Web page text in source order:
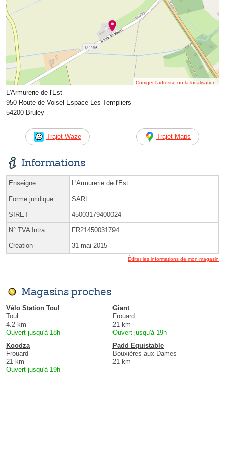
Corriger l’adresse ou la localisation
L'Armurerie de l'Est
950 Route de Voisel Espace Les Templiers
54200 Bruley
Trajet Waze Trajet Maps
Informations
Enseigne L'Armurerie de l'Est
Forme juridique SARL
SIRET 45003179400024
N° TVA Intra. FR21450031794
Création 31 mai 2015
Éditer les informations de mon magasin
Magasins proches
Vélo Station Toul
Toul
4.2 km
Ouvert jusqu'à 18h
Giant
Frouard
21 km
Ouvert jusqu'à 19h
Koodza
Frouard
21 km
Ouvert jusqu'à 19h
Padd Equistable
Bouxières-aux-Dames
21 km